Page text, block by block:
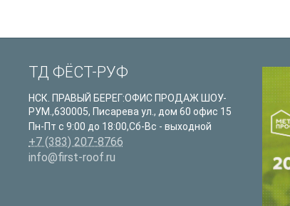
ТД ФЁСТ-РУФ
НСК. ПРАВЫЙ БЕРЕГ:ОФИС ПРОДАЖ ШОУ-
РУМ.,630005, Писарева ул., дом 60 офис 15
Пн-Пт с 9:00 до 18:00,Сб-Вс - выходной
+7 (383) 207-8766
info@first-roof.ru